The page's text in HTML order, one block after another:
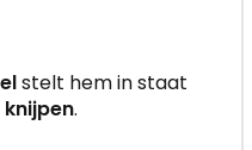
stelt hem in staat
.